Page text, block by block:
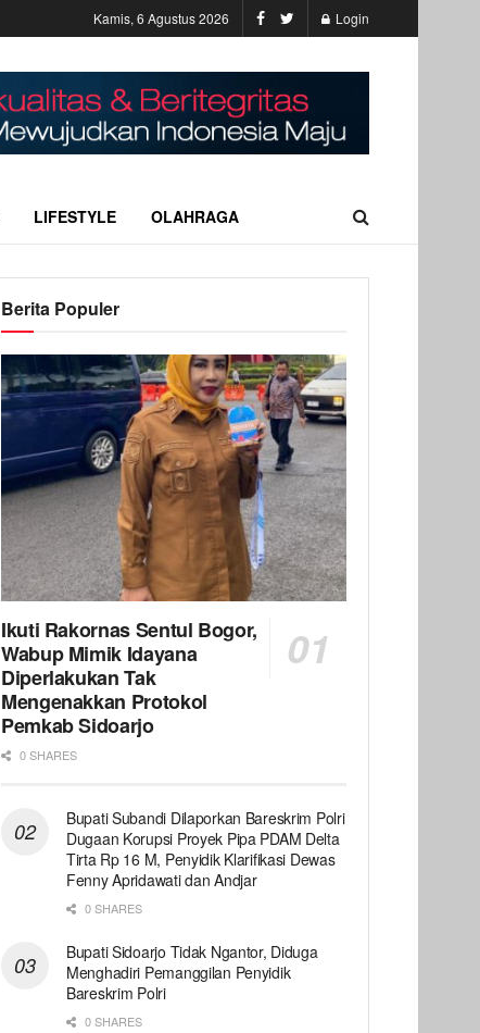
Kamis, 6 Agustus 2026 Login
LIFESTYLE OLAHRAGA
Berita Populer
Ikuti Rakornas Sentul Bogor,
Wabup Mimik Idayana
Diperlakukan Tak
Mengenakkan Protokol
Pemkab Sidoarjo
0 SHARES
Bupati Subandi Dilaporkan Bareskrim Polri
Dugaan Korupsi Proyek Pipa PDAM Delta
Tirta Rp 16 M, Penyidik Klarifikasi Dewas
Fenny Apridawati dan Andjar
0 SHARES
Bupati Sidoarjo Tidak Ngantor, Diduga
Menghadiri Pemanggilan Penyidik
Bareskrim Polri
0 SHARES